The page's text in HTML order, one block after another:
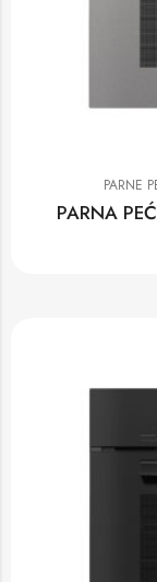
PARNE
PARNA